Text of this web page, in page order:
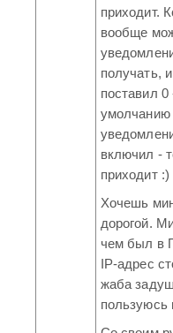
приходит.
вообще
получать,
поставил
включил -
приходит :)
Хочешь
дорогой.
чем был в
IP-адрес
жаба
пользуюсь